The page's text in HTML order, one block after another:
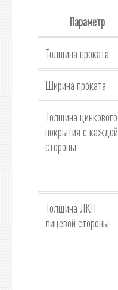
Параметр
Толщина проката
Ширина проката
Толщина цинкового
покрытия с каждой
стороны
Толщина ЛКП
лицевой стороны